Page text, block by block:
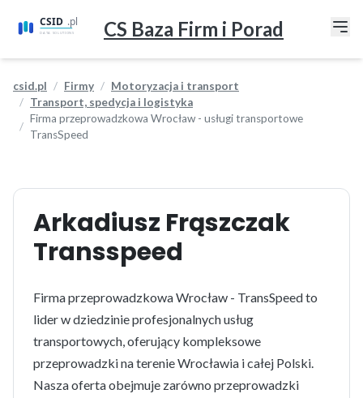
CS Baza Firm i Porad
csid.pl Firmy
Motoryzacja i transport
Transport, spedycja i logistyka
Firma przeprowadzkowa Wrocław - usługi transportowe
TransSpeed
Arkadiusz Frąszczak
Transspeed
Firma przeprowadzkowa Wrocław - TransSpeed to
lider w dziedzinie profesjonalnych usług
transportowych, oferujący kompleksowe
przeprowadzki na terenie Wrocławia i całej Polski.
Nasza oferta obejmuje zarówno przeprowadzki